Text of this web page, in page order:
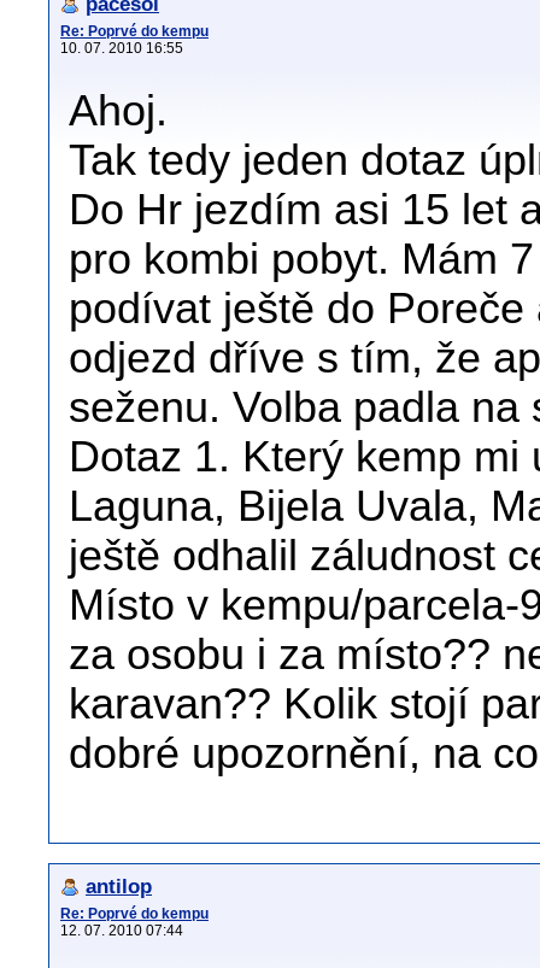
Re: Poprvé do kempu
10. 07. 2010 16:55
Ahoj.
Tak tedy jeden dotaz
Do Hr jezdím asi 15 let
pro kombi pobyt. Mám
podívat ještě do Poreče
odjezd dříve s tím, že
seženu. Volba padla
Dotaz 1. Který kemp
Laguna, Bijela Uvala,
ještě odhalil záludnost
Místo v kempu/
za osobu i za místo??
karavan?? Kolik stojí
dobré upozornění, na
antilop
Re: Poprvé do kempu
12. 07. 2010 07:44